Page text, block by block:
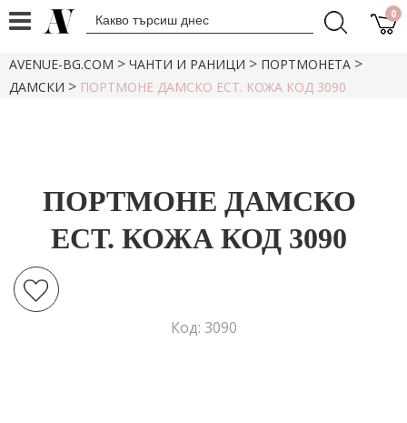
0
AVENUE-BG.COM > ЧАНТИ И РАНИЦИ > ПОРТМОНЕТА >
ДАМСКИ > ПОРТМОНЕ ДАМСКО ЕСТ. КОЖА КОД 3090
ПОРТМОНЕ ДАМСКО
ЕСТ. КОЖА КОД 3090
Код: 3090